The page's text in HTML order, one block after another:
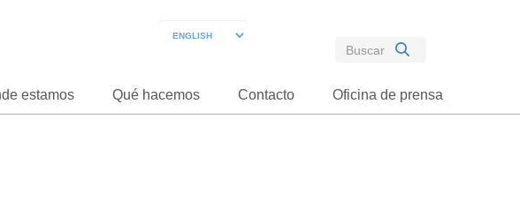
estamos Qué hacemos Contacto Oficina de prensa